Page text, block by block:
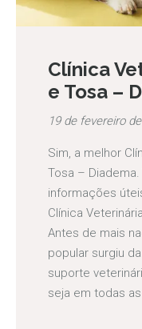
Clínica
e Tosa –
19 de fevereiro
Sim, a melhor
Tosa –
informações
Clínica
Antes de mais
popular surgiu
suporte
seja em todas